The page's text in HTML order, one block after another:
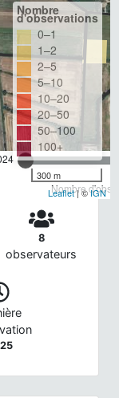
Nombre
Nombre
d'observations
0–1
1–2
2–5
5–10
10–20
20–50
50–100
100+
300 m
Leaflet| ©IGN
8
observateurs